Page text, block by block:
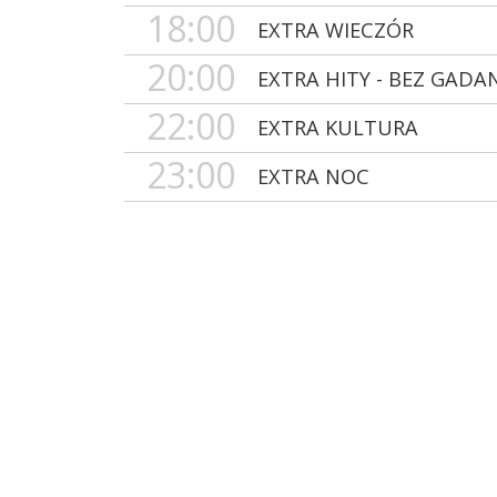
18:00
EXTRA WIECZÓR
20:00 EXTRA HITY - BEZ
22:00 EXTRA KULTURA
23:00 EXTRA NOC